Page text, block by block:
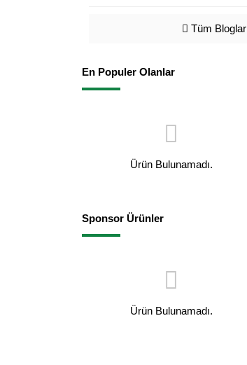
Tüm Bloglar
En Populer Olanlar
Ürün Bulunamadı.
Sponsor Ürünler
Ürün Bulunamadı.